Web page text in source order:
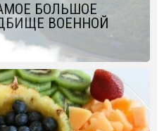
БОЛЬШОЕ
ВОЕННОЙ